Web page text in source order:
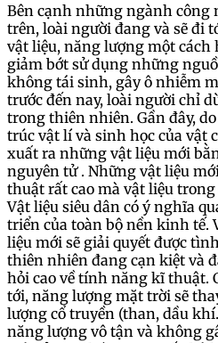
Bên cạnh những ngành công
trên, loài người đang và sẽ đi
vật liệu, năng lượng một
giảm bớt sử dụng những
không tái sinh, gây ô nhiễm
trước đến nay, loài người chỉ
trong thiên nhiên. Gần đây,
trúc vật lí và sinh học của vật
xuất ra những vật liệu mới
nguyên tử . Những vật liệu
thuật rất cao mà vật liệu
Vật liệu siêu dân có ý nghĩa
triển của toàn bộ nền kinh tế.
liệu mới sẽ giải quyết được
thiên nhiên đang cạn kiệt và
hỏi cao về tính năng kĩ thuật.
tới, năng lượng mặt trời sẽ
lượng cổ truyền (than, dầu
năng lượng vô tận và không